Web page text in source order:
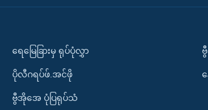
ရေမြေခြားမှ ရုပ်ပုံလွှာ
ပိုလီဂရပ်ဖ်.အင်ဖို
ဗွီအိုအေ ပုံပြရုပ်သံ